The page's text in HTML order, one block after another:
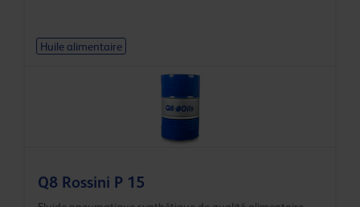
Huile alimentaire
Q8 Rossini P 15